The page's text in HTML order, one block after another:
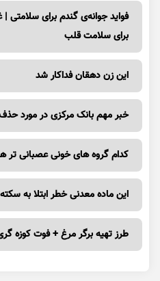
فواید جوانه‌ی گندم برای سلامتی
برای سلامت قلب
این زن دهقان فداکار شد
خبر مهم بانک مرکزی در مورد
کدام گروه های خونی عصبانی تر
این ماده معدنی خطر ابتلا به
طرز تهیه برگر مرغ + فوت کوزه